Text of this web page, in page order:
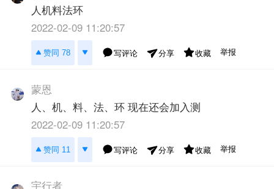
人机料法环
2022-02-09 11:20:57
赞同 78 写评论 分享 收藏 举报
蒙恩
人、机、料、法、环 现在还会加入测
2022-02-09 11:20:57
赞同 11 写评论 分享 收藏 举报
宇行者